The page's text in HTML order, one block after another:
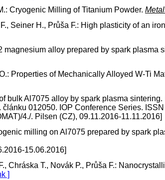
Cryogenic Milling of Titanium Powder.
Seiner H., Průša F.: High plasticity of an
magnesium alloy prepared by spark plasma
Properties of Mechanically Alloyed W-Ti
bulk Al7075 alloy by spark plasma
012050. IOP Conference Series.
4./. Pilsen (CZ), 09.11.2016-11.11.2016]
milling on Al7075 prepared by spark
15.06.2016]
Chráska T., Novák P., Průša F.:
]